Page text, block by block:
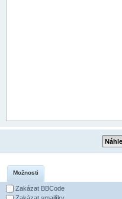
Možnosti
Zakázat BBCode